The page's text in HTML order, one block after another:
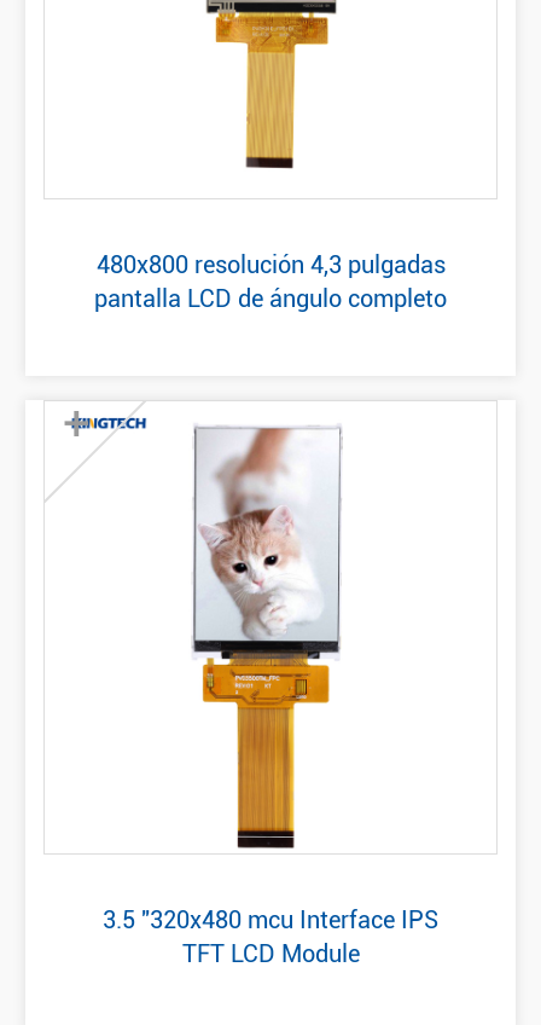
480x800 resolución 4,3 pulgadas
pantalla LCD de ángulo completo
+
3.5 "320x480 mcu Interface IPS
TFT LCD Module